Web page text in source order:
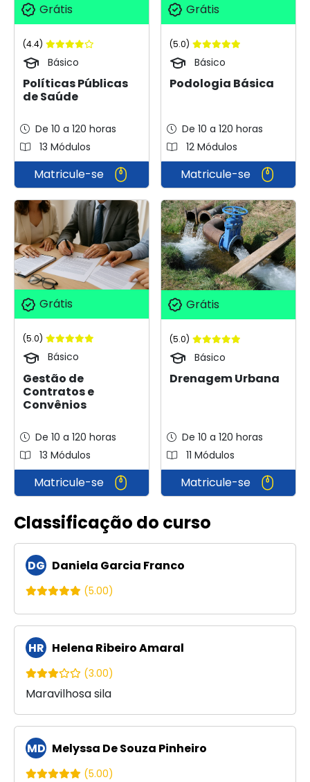
Grátis
(4.4)
Básico
Políticas Públicas
de Saúde
De 10 a 120 horas
13 Módulos
Matricule-se
Grátis
(5.0)
Básico
Podologia Básica
De 10 a 120 horas
12 Módulos
Matricule-se
Grátis
(5.0)
Básico
Gestão de
Contratos e
Convênios
De 10 a 120 horas
13 Módulos
Matricule-se
Grátis
(5.0)
Básico
Drenagem Urbana
De 10 a 120 horas
11 Módulos
Matricule-se
Classificação do curso
DG Daniela Garcia Franco
(5.00)
HR Helena Ribeiro Amaral
(3.00)
Maravilhosa sila
MD Melyssa De Souza Pinheiro
(5.00)